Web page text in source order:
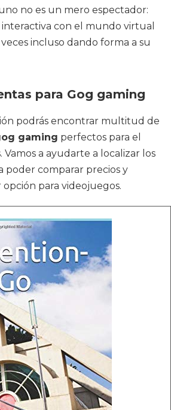
no es un mero espectador:
con el mundo virtual
veces incluso dando forma a su
para Gog gaming
podrás encontrar multitud de
gaming perfectos para el
a ayudarte a localizar los
poder comparar precios y
para videojuegos.